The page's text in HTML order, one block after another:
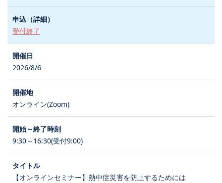
受付終了
2026/8/6
オンライン(Zoom)
9:30～16:30(受付9:00)
【オンラインセミナー】熱中症災害を防止するためには